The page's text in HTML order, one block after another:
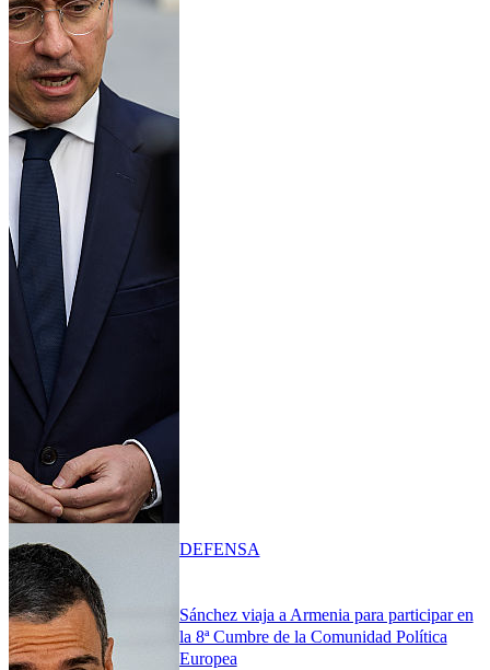
Sánchez viaja a Armenia para participar en
la 8ª Cumbre de la Comunidad Política
Europea
DEFENSA